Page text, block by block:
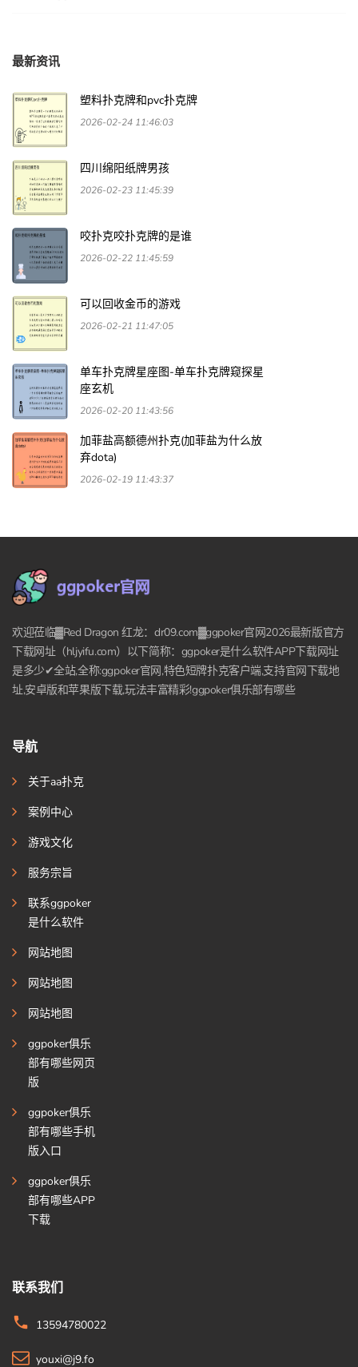
最新资讯
塑料扑克牌和pvc扑克牌
2026-02-24 11:46:03
四川绵阳纸牌男孩
2026-02-23 11:45:39
咬扑克咬扑克牌的是谁
2026-02-22 11:45:59
可以回收金币的游戏
2026-02-21 11:47:05
单车扑克牌星座图-单车扑克牌窥探星
座玄机
2026-02-20 11:43:56
加菲盐高额德州扑克(加菲盐为什么放
弃dota)
2026-02-19 11:43:37
欢迎莅临▓Red Dragon 红龙：dr09.com▓ggpoker官网2026最新版官方
下载网址（hljyifu.com）以下简称：ggpoker是什么软件APP下载网址
是多少✔全站,全称:ggpoker官网,特色短牌扑克客户端,支持官网下载地
址,安卓版和苹果版下载,玩法丰富精彩!ggpoker俱乐部有哪些
导航
关于aa扑克
案例中心
游戏文化
服务宗旨
联系ggpoker
是什么软件
网站地图
网站地图
网站地图
ggpoker俱乐
部有哪些网页
版
ggpoker俱乐
部有哪些手机
版入口
ggpoker俱乐
部有哪些APP
下载
联系我们
13594780022
youxi@j9.fo